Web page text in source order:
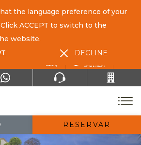
RESERVAR
the language preference of your
ACCEPT to switch to the
website.
DECLINE